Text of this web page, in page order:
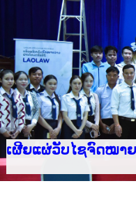
ເຜີຍແຜ່ວັບໄຊຈົດໝາຍ